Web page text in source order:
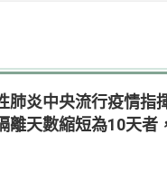
肺炎中央流行疫情
離天數縮短為10天者